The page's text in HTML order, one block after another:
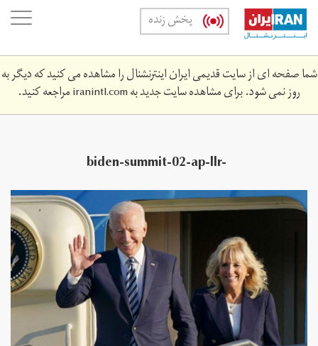
Skip
main
content
پخش زنده
شما صفحه ای از سایت قدیمی ایران اینترنشنال را مشاهده می کنید که دیگر به
روز نمی شود. برای مشاهده سایت جدید بهiranintl.comمراجعه کنید.
biden-summit-02-ap-llr-
210609_1623270675297_hpmain_16x9_992.jpeg